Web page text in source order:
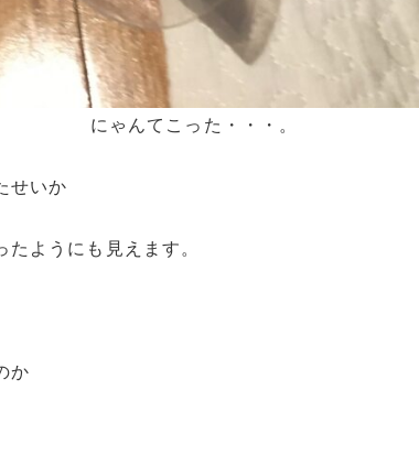
にゃんてこった・・・。
せいか
ようにも見えます。
か